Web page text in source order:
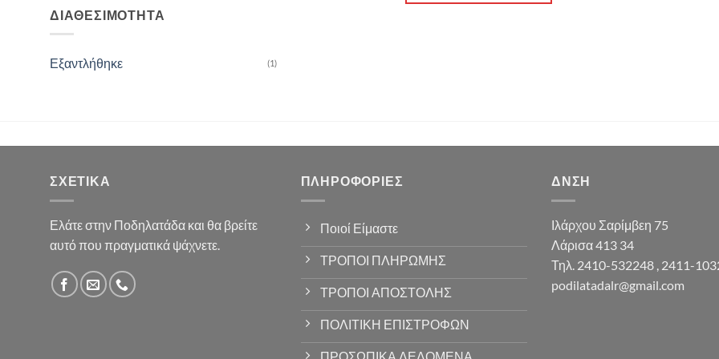
ΔΙΑΘΕΣΙΜΌΤΗΤΑ
Εξαντλήθηκε (1)
ΣΧΕΤΙΚΆ
Ελάτε στην Ποδηλατάδα και θα βρείτε
αυτό που πραγματικά ψάχνετε.
ΠΛΗΡΟΦΟΡΊΕΣ
Ποιοί Είμαστε
ΤΡΟΠΟΙ ΠΛΗΡΩΜΗΣ
ΤΡΟΠΟΙ ΑΠΟΣΤΟΛΗΣ
ΠΟΛΙΤΙΚΗ ΕΠΙΣΤΡΟΦΩΝ
ΔΝΣΗ
Ιλάρχου Σαρίμβεη 75
Λάρισα 413 34
Τηλ. 2410-532248 , 2411-
podilatadalr@gmail.com